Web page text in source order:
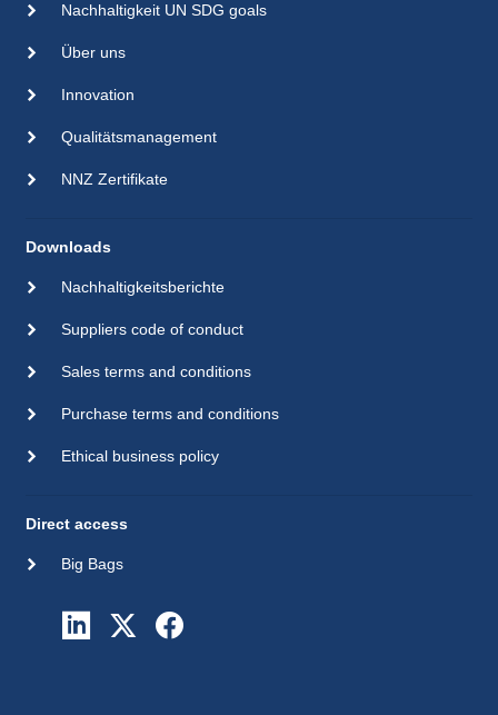
Nachhaltigkeit UN SDG goals
Über uns
Innovation
Qualitätsmanagement
NNZ Zertifikate
Downloads
Nachhaltigkeitsberichte
Suppliers code of conduct
Sales terms and conditions
Purchase terms and conditions
Ethical business policy
Direct access
Big Bags